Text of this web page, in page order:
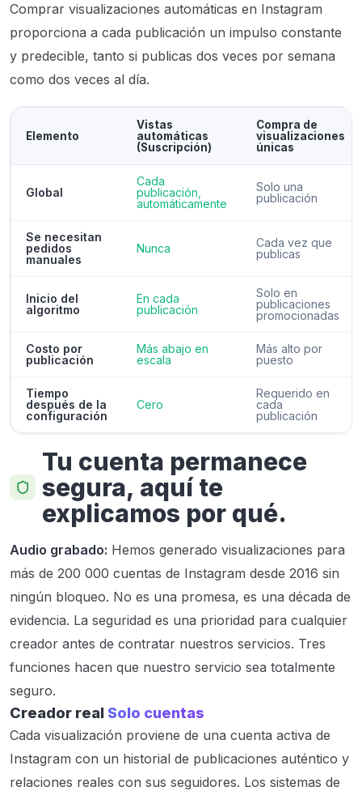
Comprar visualizaciones automáticas en Instagram
proporciona a cada publicación un impulso constante
y predecible, tanto si publicas dos veces por semana
como dos veces al día.
Elemento
Vistas
automáticas
(Suscripción)
Compra de
visualizaciones
únicas
Global
Cada
publicación,
automáticamente
Solo una
publicación
Se necesitan
pedidos
manuales
Nunca
Cada vez que
publicas
Inicio del
algoritmo
En cada
publicación
Solo en
publicaciones
promocionadas
Costo por
publicación
Más abajo en
escala
Más alto por
puesto
Tiempo
después de la
configuración
Cero
Requerido en
cada
publicación
Tu cuenta permanece
segura, aquí te
explicamos por qué.
Audio grabado: Hemos generado visualizaciones para
más de 200 000 cuentas de Instagram desde 2016 sin
ningún bloqueo. No es una promesa, es una década de
evidencia. La seguridad es una prioridad para cualquier
creador antes de contratar nuestros servicios. Tres
funciones hacen que nuestro servicio sea totalmente
seguro.
Creador real Solo cuentas
Cada visualización proviene de una cuenta activa de
Instagram con un historial de publicaciones auténtico y
relaciones reales con sus seguidores. Los sistemas de